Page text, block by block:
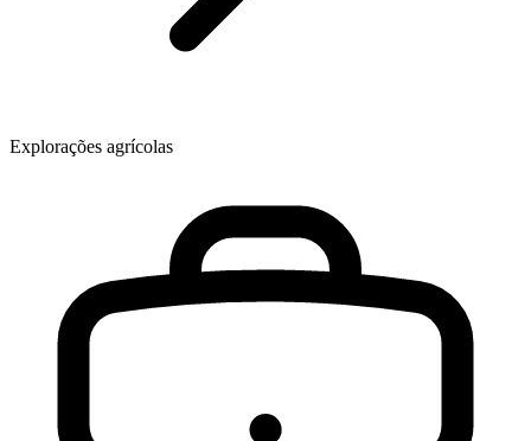
Explorações agrícolas